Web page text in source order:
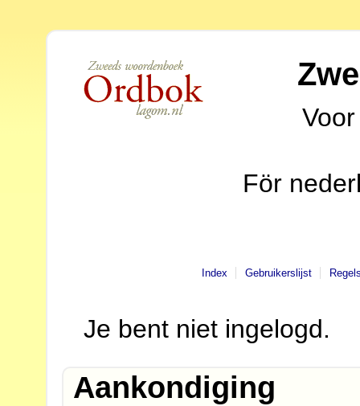
För
Index Gebruikerslijst
Je bent niet ingelogd.
Aankondiging